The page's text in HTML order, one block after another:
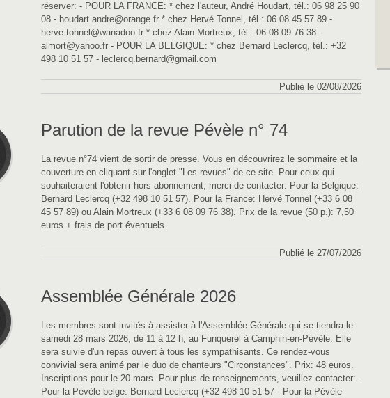
réserver: - POUR LA FRANCE: * chez l'auteur, André Houdart, tél.: 06 98 25 90
08 - houdart.andre@orange.fr * chez Hervé Tonnel, tél.: 06 08 45 57 89 -
herve.tonnel@wanadoo.fr * chez Alain Mortreux, tél.: 06 08 09 76 38 -
almort@yahoo.fr - POUR LA BELGIQUE: * chez Bernard Leclercq, tél.: +32
498 10 51 57 - leclercq.bernard@gmail.com
Publié le 02/08/2026
Parution de la revue Pévèle n° 74
La revue n°74 vient de sortir de presse. Vous en découvrirez le sommaire et la
couverture en cliquant sur l'onglet "Les revues" de ce site. Pour ceux qui
souhaiteraient l'obtenir hors abonnement, merci de contacter: Pour la Belgique:
Bernard Leclercq (+32 498 10 51 57). Pour la France: Hervé Tonnel (+33 6 08
45 57 89) ou Alain Mortreux (+33 6 08 09 76 38). Prix de la revue (50 p.): 7,50
euros + frais de port éventuels.
Publié le 27/07/2026
Assemblée Générale 2026
Les membres sont invités à assister à l'Assemblée Générale qui se tiendra le
samedi 28 mars 2026, de 11 à 12 h, au Funquerel à Camphin-en-Pévèle. Elle
sera suivie d'un repas ouvert à tous les sympathisants. Ce rendez-vous
convivial sera animé par le duo de chanteurs "Circonstances". Prix: 48 euros.
Inscriptions pour le 20 mars. Pour plus de renseignements, veuillez contacter: -
Pour la Pévèle belge: Bernard Leclercq (+32 498 10 51 57 - Pour la Pévèle